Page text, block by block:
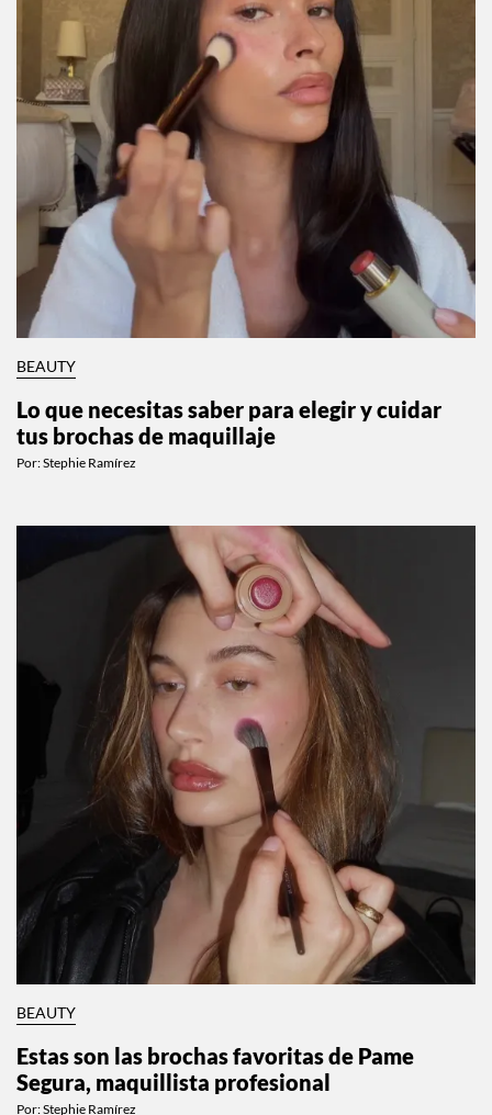
BEAUTY
Lo que necesitas saber para elegir y cuidar
tus brochas de maquillaje
Por:Stephie Ramírez
BEAUTY
Estas son las brochas favoritas de Pame
Segura, maquillista profesional
Por:Stephie Ramírez